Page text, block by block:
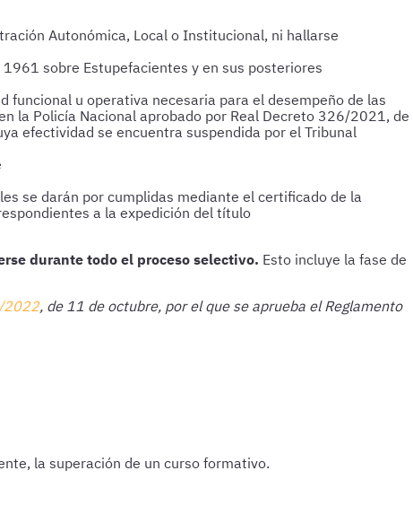
Autonómica, Local o Institucional, ni hallarse
sobre Estupefacientes y en sus posteriores
funcional u operativa necesaria para el desempeño de las
la Policía Nacional aprobado por Real Decreto 326/2021, de
efectividad se encuentra suspendida por el Tribunal
se darán por cumplidas mediante el certificado de la
a la expedición del título
durante todo el proceso selectivo. Esto incluye la fase de
2022, de 11 de octubre, por el que se aprueba el Reglamento
la superación de un curso formativo.